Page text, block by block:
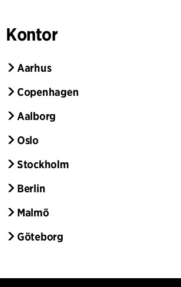
Kontor
Aarhus
Copenhagen
Aalborg
Oslo
Stockholm
Berlin
Malmö
Göteborg